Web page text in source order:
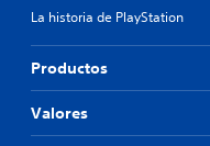
La historia de PlayStation
Productos
Valores